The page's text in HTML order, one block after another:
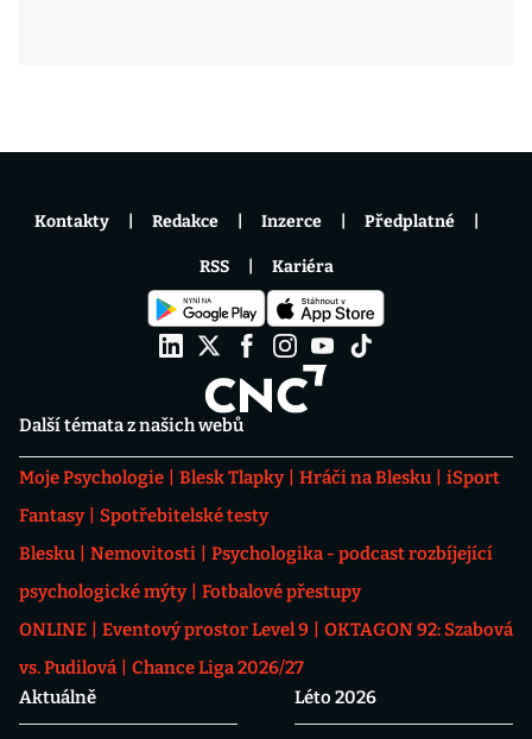
Další témata z našich webů
Moje Psychologie Blesk Tlapky Hráči na Blesku
iSport
Fantasy
Spotřebitelské testy
Blesku
Nemovitosti
Psychologika - podcast rozbíjející
psychologické mýty
Fotbalové přestupy
ONLINE
Eventový prostor Level 9
OKTAGON 92: Szabová
vs. Pudilová
Chance Liga 2026/27
Aktuálně
Léto 2026
Kontakty Redakce Inzerce Předplatné
RSS Kariéra